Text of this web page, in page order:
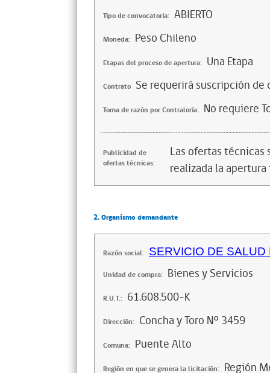
Tipo de convocatoria: ABIERTO
Moneda: Peso Chileno
Etapas del proceso de apertura: Una Etapa
Contrato Se requerirá suscripción
Toma de razón por Contraloría: No requiere
Publicidad de
ofertas técnicas:
Las ofertas
realizada la
2. Organismo demandante
Razón social: SERVICIO DE
Unidad de compra: Bienes y Servicios
R.U.T.: 61.608.500-K
Dirección: Concha y Toro Nº 3459
Comuna: Puente Alto
Región en que se genera la licitación: Región